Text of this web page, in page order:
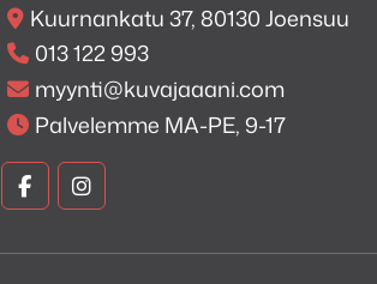
Kuurnankatu 37, 80130 Joensuu
013 122 993
myynti@kuvajaaani.com
Palvelemme MA-PE, 9-17
KuvaKuva